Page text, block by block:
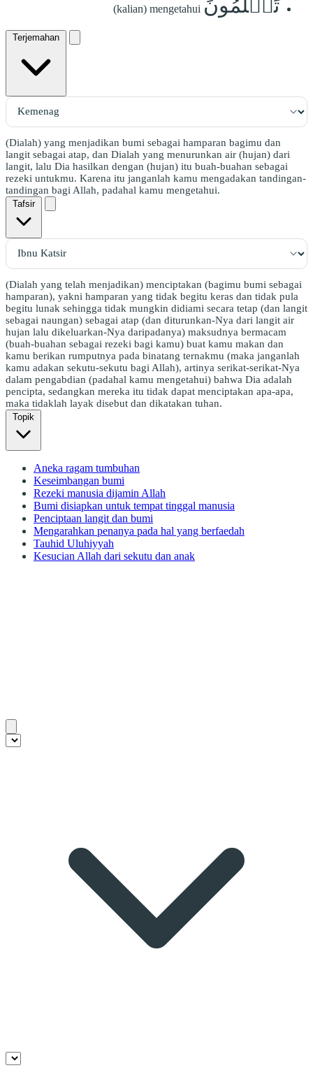
تَعۡلَمُونَ (kalian) mengetahui
Terjemahan
(Dialah) yang menjadikan bumi sebagai hamparan bagimu dan
langit sebagai atap, dan Dialah yang menurunkan air (hujan) dari
langit, lalu Dia hasilkan dengan (hujan) itu buah-buahan sebagai
rezeki untukmu. Karena itu janganlah kamu mengadakan tandingan-
tandingan bagi Allah, padahal kamu mengetahui.
Tafsir
(Dialah yang telah menjadikan) menciptakan (bagimu bumi sebagai
hamparan), yakni hamparan yang tidak begitu keras dan tidak pula
begitu lunak sehingga tidak mungkin didiami secara tetap (dan langit
sebagai naungan) sebagai atap (dan diturunkan-Nya dari langit air
hujan lalu dikeluarkan-Nya daripadanya) maksudnya bermacam
(buah-buahan sebagai rezeki bagi kamu) buat kamu makan dan
kamu berikan rumputnya pada binatang ternakmu (maka janganlah
kamu adakan sekutu-sekutu bagi Allah), artinya serikat-serikat-Nya
dalam pengabdian (padahal kamu mengetahui) bahwa Dia adalah
pencipta, sedangkan mereka itu tidak dapat menciptakan apa-apa,
maka tidaklah layak disebut dan dikatakan tuhan.
Topik
Aneka ragam tumbuhan
Keseimbangan bumi
Rezeki manusia dijamin Allah
Bumi disiapkan untuk tempat tinggal manusia
Penciptaan langit dan bumi
Mengarahkan penanya pada hal yang berfaedah
Tauhid Uluhiyyah
Kesucian Allah dari sekutu dan anak